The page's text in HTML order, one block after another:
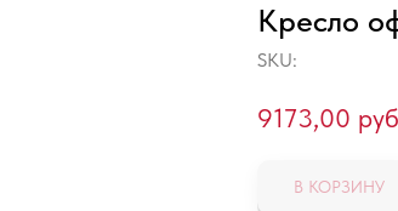
Кресло
SKU:
9173,00
В КОРЗИНУ